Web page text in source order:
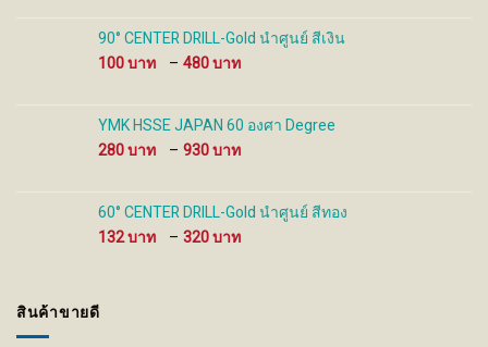
100 ฿
through
480 ฿
90° CENTER DRILL-Gold นำศูนย์ สีเงิน
100
– 480
100 ฿
through
YMK HSSE JAPAN 60 องศา Degree
280
– 930
280 ฿
through
930 ฿
60° CENTER DRILL-Gold นำศูนย์ สีทอง
132
– 320
สินค้าขายดี